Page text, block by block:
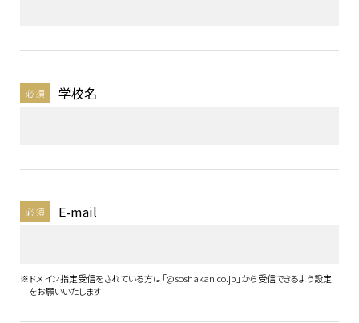
必須 学校名
必須 E-mail
※ドメイン指定受信をされている方は「@soshakan.co.jp」から受信できるよう設定
をお願いいたします